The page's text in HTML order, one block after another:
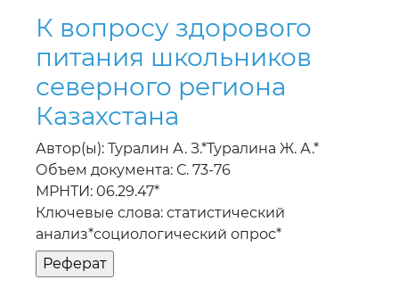
К вопросу здорового
питания школьников
северного региона
Казахстана
Автор(ы): Туралин А. З.*Туралина Ж. А.*
Объем документа: С. 73-76
МРНТИ: 06.29.47*
Ключевые слова: статистический
анализ*социологический опрос*